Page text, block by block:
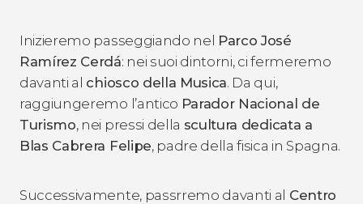
Inizieremo passeggiando nel Parco José
Ramírez Cerdá: nei suoi dintorni, ci fermeremo
davanti al chiosco della Musica. Da qui,
raggiungeremo l’antico Parador Nacional de
Turismo, nei pressi della scultura dedicata a
Blas Cabrera Felipe, padre della fisica in Spagna.
Successivamente, passrremo davanti al Centro